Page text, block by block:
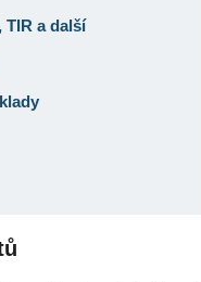
TIR a další